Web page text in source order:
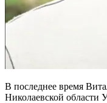
В последнее время
Николаевской области